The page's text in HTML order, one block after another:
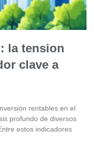
la tension
clave a
rentables en el
profundo de diversos
estos indicadores